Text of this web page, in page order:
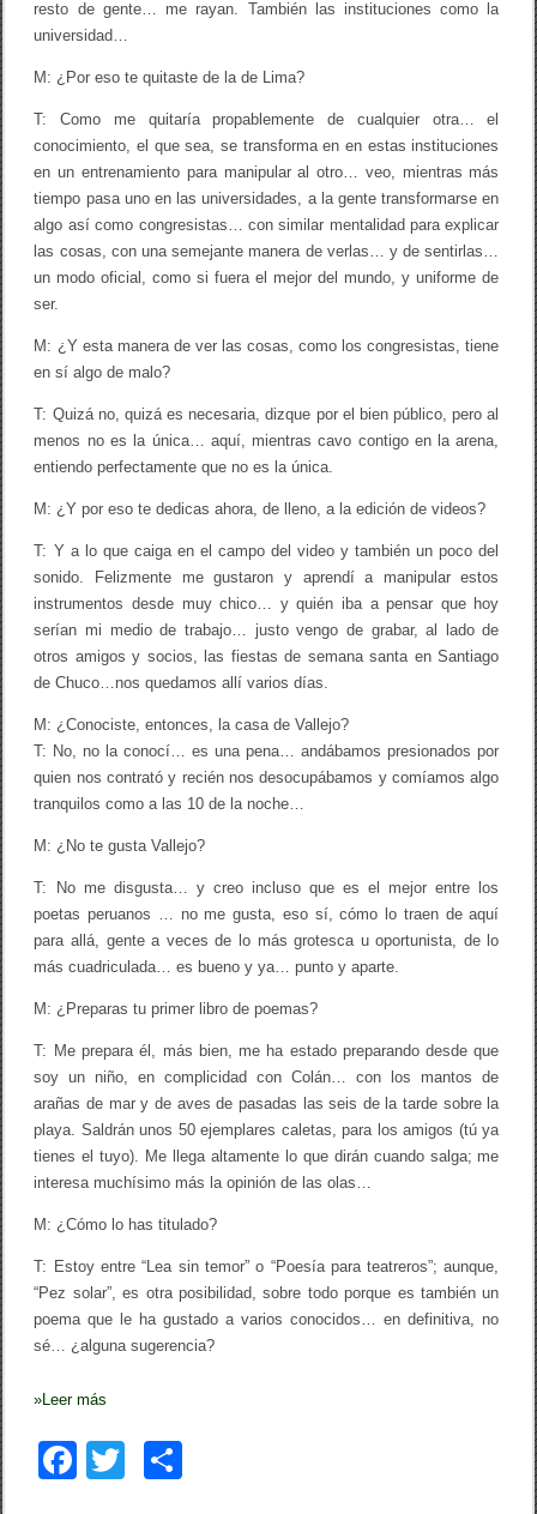
(
i
n
u
c
i
n
resto de gente… me rayan. También las instituciones como la
universidad…
M: ¿Por eso te quitaste de la de Lima?
T: Como me quitaría propablemente de cualquier otra… el
conocimiento, el que sea, se transforma en en estas instituciones
en un entrenamiento para manipular al otro… veo, mientras más
tiempo pasa uno en las universidades, a la gente transformarse en
algo así como congresistas… con similar mentalidad para explicar
las cosas, con una semejante manera de verlas… y de sentirlas…
un modo oficial, como si fuera el mejor del mundo, y uniforme de
ser.
M: ¿Y esta manera de ver las cosas, como los congresistas, tiene
en sí algo de malo?
T: Quizá no, quizá es necesaria, dizque por el bien público, pero al
menos no es la única… aquí, mientras cavo contigo en la arena,
entiendo perfectamente que no es la única.
M: ¿Y por eso te dedicas ahora, de lleno, a la edición de videos?
T: Y a lo que caiga en el campo del video y también un poco del
sonido. Felizmente me gustaron y aprendí a manipular estos
instrumentos desde muy chico… y quién iba a pensar que hoy
serían mi medio de trabajo… justo vengo de grabar, al lado de
otros amigos y socios, las fiestas de semana santa en Santiago
de Chuco…nos quedamos allí varios días.
M: ¿Conociste, entonces, la casa de Vallejo?
T: No, no la conocí… es una pena… andábamos presionados por
quien nos contrató y recién nos desocupábamos y comíamos algo
tranquilos como a las 10 de la noche…
M: ¿No te gusta Vallejo?
T: No me disgusta… y creo incluso que es el mejor entre los
poetas peruanos … no me gusta, eso sí, cómo lo traen de aquí
para allá, gente a veces de lo más grotesca u oportunista, de lo
más cuadriculada… es bueno y ya… punto y aparte.
M: ¿Preparas tu primer libro de poemas?
T: Me prepara él, más bien, me ha estado preparando desde que
soy un niño, en complicidad con Colán… con los mantos de
arañas de mar y de aves de pasadas las seis de la tarde sobre la
playa. Saldrán unos 50 ejemplares caletas, para los amigos (tú ya
tienes el tuyo). Me llega altamente lo que dirán cuando salga; me
interesa muchísimo más la opinión de las olas…
M: ¿Cómo lo has titulado?
T: Estoy entre “Lea sin temor” o “Poesía para teatreros”; aunque,
“Pez solar”, es otra posibilidad, sobre todo porque es también un
poema que le ha gustado a varios conocidos… en definitiva, no
sé… ¿alguna sugerencia?
»Leer más
F